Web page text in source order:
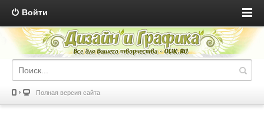
Войти
Полная версия сайта